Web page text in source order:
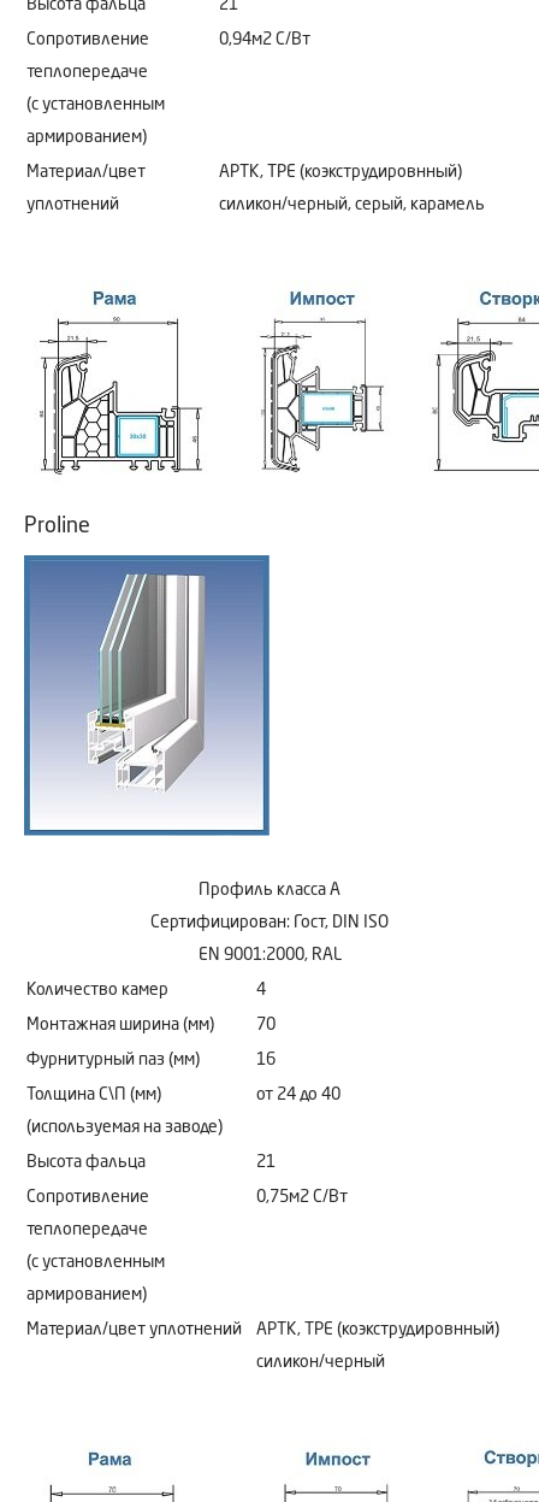
Высота фальца 21
Сопротивление
теплопередаче
(с установленным
армированием)
0,94м2 C/Bт
Материал/цвет
уплотнений
АРТК, ТРЕ (коэкструдировнный)
силикон/черный, серый, карамель
Proline
Профиль класса А
Сертифицирован: Гост, DIN ISO
EN 9001:2000, RAL
Количество камер 4
Монтажная ширина (мм) 70
Фурнитурный паз (мм) 16
Толщина С\П (мм)
(используемая на заводе)
от 24 до 40
Высота фальца 21
Сопротивление
теплопередаче
(с установленным
армированием)
0,75м2 C/Bт
Материал/цвет уплотнений
АРТК, ТРЕ (коэкструдировнный)
силикон/черный